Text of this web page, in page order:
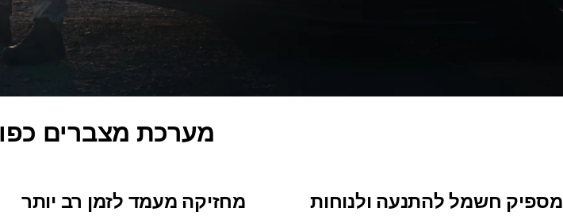
מערכת מצברים
מספיק חשמל להתנעה ולנוחות מחזיקה מעמד לזמן רב יותר